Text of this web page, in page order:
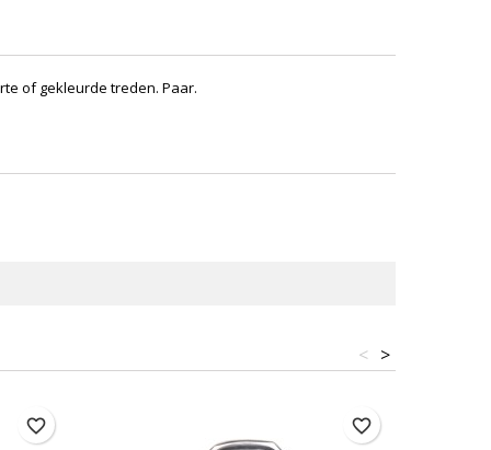
of gekleurde treden. Paar.
>
<
favorite_border favorite_border